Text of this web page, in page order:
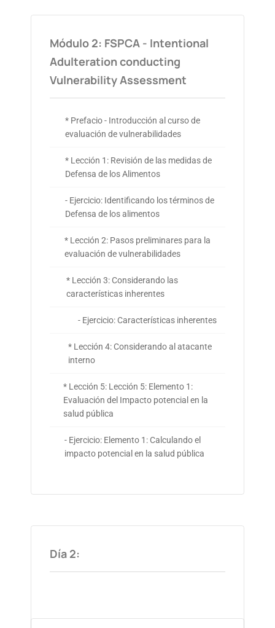
Módulo 2: FSPCA - Intentional
Adulteration conducting
Vulnerability Assessment
* Prefacio - Introducción al curso de
evaluación de vulnerabilidades
* Lección 1: Revisión de las medidas de
Defensa de los Alimentos
- Ejercicio: Identificando los términos de
Defensa de los alimentos
* Lección 2: Pasos preliminares para la
evaluación de vulnerabilidades
* Lección 3: Considerando las
características inherentes
- Ejercicio: Características inherentes
* Lección 4: Considerando al atacante
interno
* Lección 5: Lección 5: Elemento 1:
Evaluación del Impacto potencial en la
salud pública
- Ejercicio: Elemento 1: Calculando el
impacto potencial en la salud pública
Día 2: